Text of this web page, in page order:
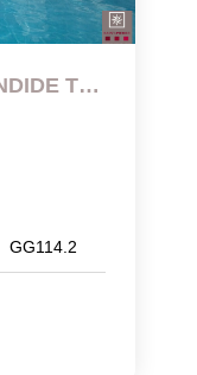
COEUR MONPLAISIR - SPLENDIDE TOIT TERRASSE AVEC PISCINE...
GG114.2